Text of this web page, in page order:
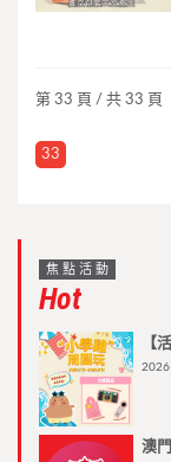
第 33 頁 / 共 33 頁
33
焦點活動
Hot
【
澳